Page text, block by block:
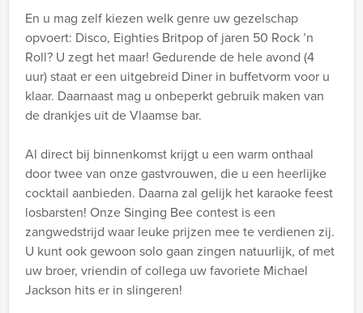
En u mag zelf kiezen welk genre uw gezelschap
opvoert: Disco, Eighties Britpop of jaren 50 Rock ’n
Roll? U zegt het maar! Gedurende de hele avond (4
uur) staat er een uitgebreid Diner in buffetvorm voor u
klaar. Daarnaast mag u onbeperkt gebruik maken van
de drankjes uit de Vlaamse bar.
Al direct bij binnenkomst krijgt u een warm onthaal
door twee van onze gastvrouwen, die u een heerlijke
cocktail aanbieden. Daarna zal gelijk het karaoke feest
losbarsten! Onze Singing Bee contest is een
zangwedstrijd waar leuke prijzen mee te verdienen zij.
U kunt ook gewoon solo gaan zingen natuurlijk, of met
uw broer, vriendin of collega uw favoriete Michael
Jackson hits er in slingeren!